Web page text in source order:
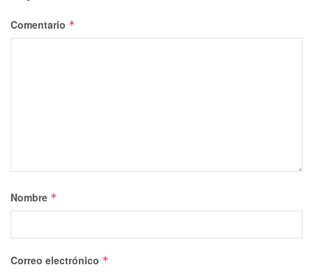
Comentario *
Nombre *
Correo electrónico *